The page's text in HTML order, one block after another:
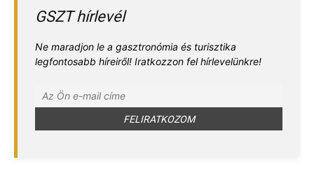
GSZT hírlevél
Ne maradjon le a gasztronómia és turisztika
legfontosabb híreiről! Iratkozzon fel hírlevelünkre!